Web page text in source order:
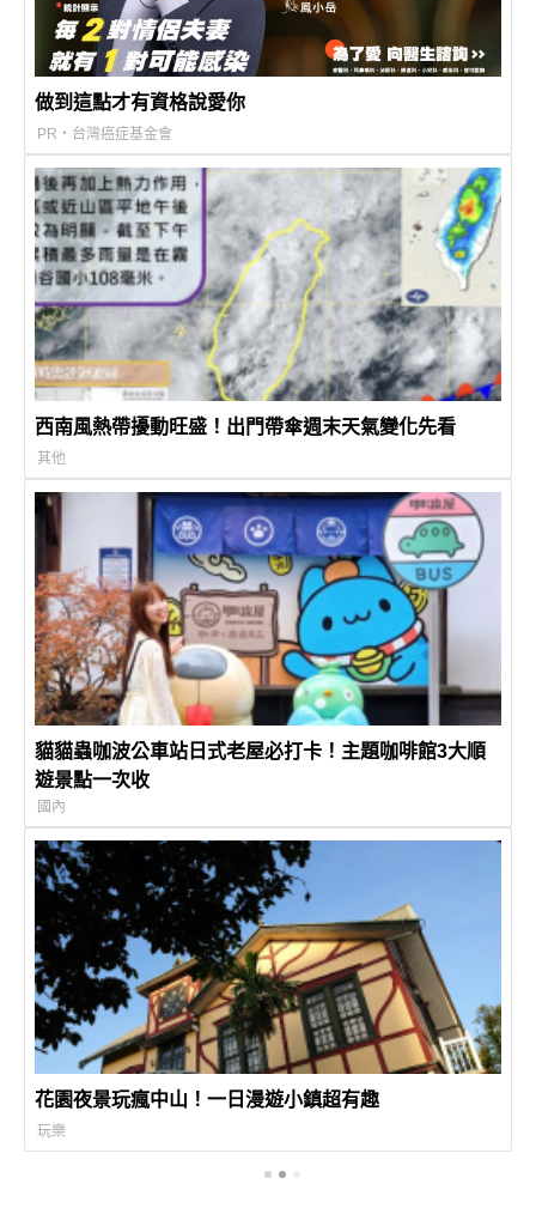
做到這點才有資格說愛你
PR・台灣癌症基金會
西南風熱帶擾動旺盛！出門帶傘週末天氣變化先看
其他
貓貓蟲咖波公車站日式老屋必打卡！主題咖啡館3大順
遊景點一次收
國內
花園夜景玩瘋中山！一日漫遊小鎮超有趣
玩樂